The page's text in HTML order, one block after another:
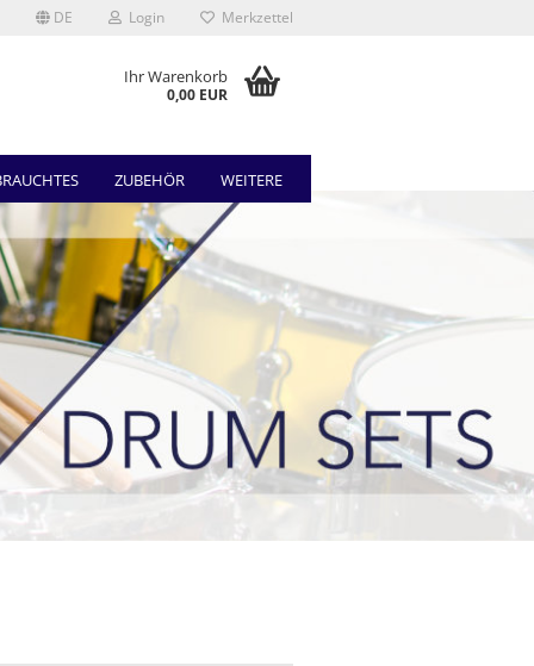
DE Login Merkzettel
Ihr Warenkorb
0,00 EUR
ZUBEHÖR WEITERE